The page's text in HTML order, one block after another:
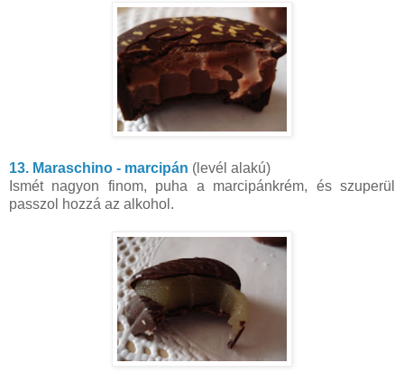
13. Maraschino - marcipán (levél alakú)
Ismét nagyon finom, puha a marcipánkrém, és szuperül
passzol hozzá az alkohol.